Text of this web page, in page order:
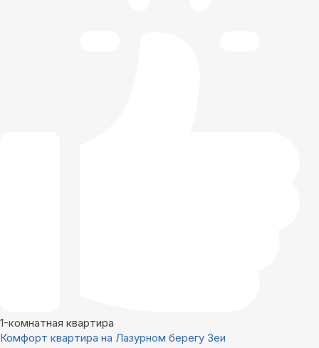
1-комнатная квартира
Комфорт квартира на Лазурном берегу Зеи